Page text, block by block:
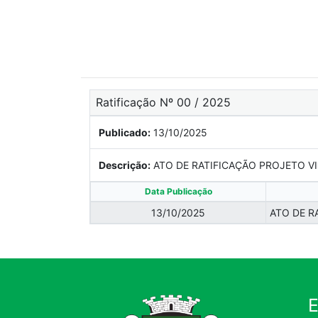
Ratificação Nº 00 / 2025
Publicado: 13/10/2025
Descrição: ATO DE RATIFICAÇÃO PROJETO
Data Publicação
13/10/2025 ATO DE